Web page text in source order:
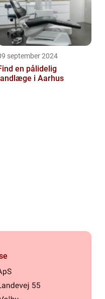
september 2024
en pålidelig
i Aarhus